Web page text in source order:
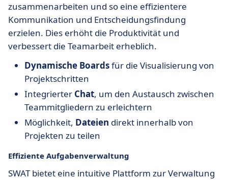
zusammenarbeiten und so eine effizientere
Kommunikation und Entscheidungsfindung
erzielen. Dies erhöht die Produktivität und
verbessert die Teamarbeit erheblich.
Dynamische Boardsfür die Visualisierung von
Projektschritten
Integrierter Chat, um den Austausch zwischen
Teammitgliedern zu erleichtern
Möglichkeit, Dateien direkt innerhalb von
Projekten zu teilen
Effiziente Aufgabenverwaltung
SWAT bietet eine intuitive Plattform zur Verwaltung